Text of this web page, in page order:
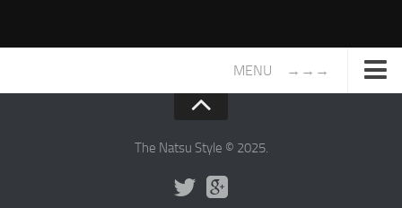
MENU →→→
The Natsu Style © 2025.